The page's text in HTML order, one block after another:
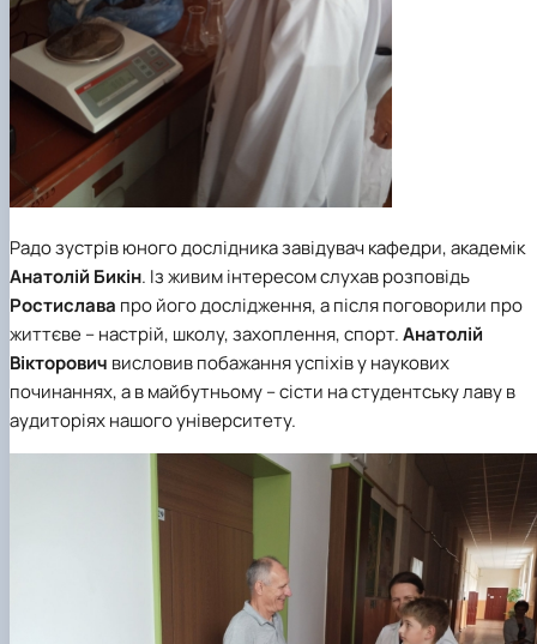
Радо зустрів юного дослідника завідувач кафедри, академік
Анатолій Бикін. Із живим інтересом слухав розповідь
Ростислава про його дослідження, а після поговорили про
життєве – настрій, школу, захоплення, спорт.Анатолій
Вікторович висловив побажання успіхів у наукових
починаннях, а в майбутньому – сісти на студентську лаву в
аудиторіях нашого університету.